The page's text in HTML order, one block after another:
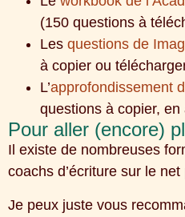
(150 questions à
Les questions de
à copier ou
L’approfondissement
questions à copier, en
Pour aller (encore)
Il existe de nombreuses
coachs d’écriture sur le
Je peux juste vous